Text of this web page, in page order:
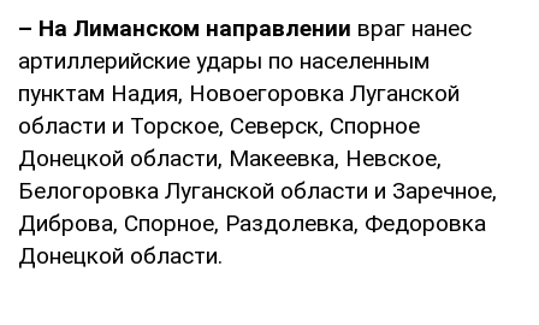
– На Лиманском направлении враг нанес
артиллерийские удары по населенным
пунктам Надия, Новоегоровка Луганской
области и Торское, Северск, Спорное
Донецкой области, Макеевка, Невское,
Белогоровка Луганской области и Заречное,
Диброва, Спорное, Раздолевка, Федоровка
Донецкой области.